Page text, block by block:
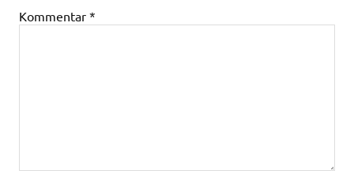
Kommentar *